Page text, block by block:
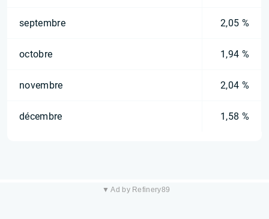
septembre 2,05 %
octobre 1,94 %
novembre 2,04 %
décembre 1,58 %
▼ Ad by Refinery89